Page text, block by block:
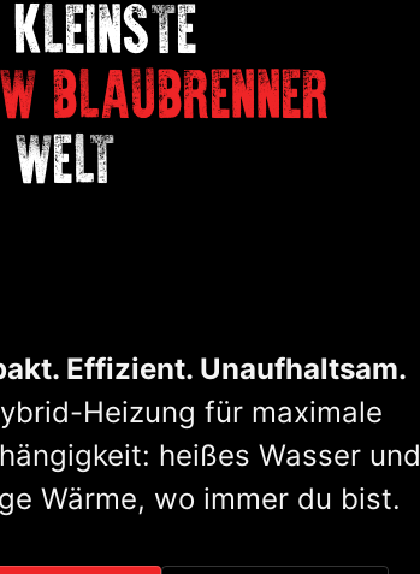
KLEINSTE
BLAUBRENNER
Effizient. Unaufhaltsam.
Heizung für maximale
heißes Wasser und
Wärme, wo immer du bist.